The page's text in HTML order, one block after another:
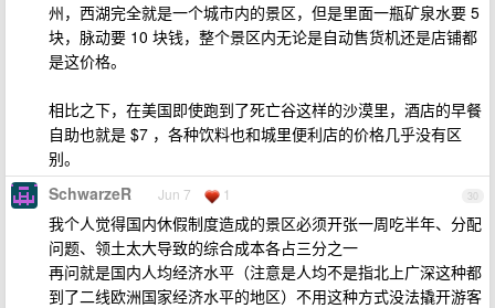
州，西湖完全就是一个城市内的景区，但是里面一瓶矿泉水要 5
块，脉动要 10 块钱，整个景区内无论是自动售货机还是店铺都
是这价格。
相比之下，在美国即使跑到了死亡谷这样的沙漠里，酒店的早餐
自助也就是 $7 ，各种饮料也和城里便利店的价格几乎没有区
别。
30
SchwarzeR Jun 7 1
我个人觉得国内休假制度造成的景区必须开张一周吃半年、分配
问题、领土太大导致的综合成本各占三分之一
再问就是国内人均经济水平（注意是人均不是指北上广深这种都
到了二线欧洲国家经济水平的地区）不用这种方式没法撬开游客